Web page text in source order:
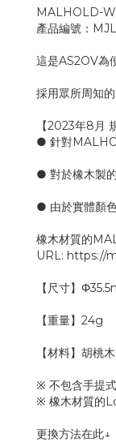
MALHOLD-W
產品編號：
這是AS2OV為
採用眾所周知
【2023年8月
● 針對
● 對於橡木製
● 由於實體顏
橡木材質的
URL: https://
【尺寸】
【重量】24g
【材料】胡桃木
※ 不包含手提式
※ 橡木材質的
更換方法在此↓